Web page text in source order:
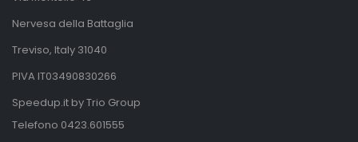
Nervesa della Battaglia
Treviso, Italy 31040
PIVA IT03490830266
Speedup.it by Trio Group
Telefono 0423.601555